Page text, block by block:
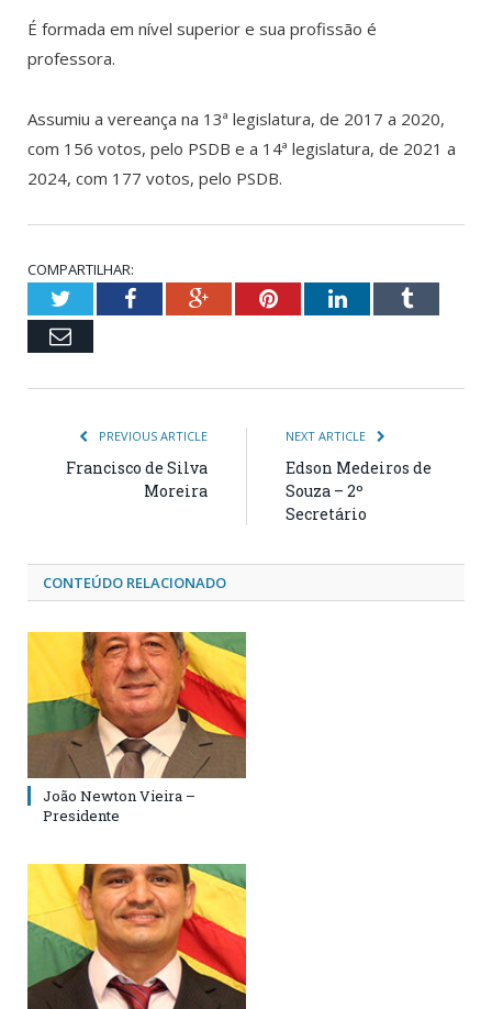
É formada em nível superior e sua profissão é
professora.
Assumiu a vereança na 13ª legislatura, de 2017 a 2020,
com 156 votos, pelo PSDB e a 14ª legislatura, de 2021 a
2024, com 177 votos, pelo PSDB.
COMPARTILHAR:
TwitterFacebookGoogle+PinterestLinkedInTumblr
Email
PREVIOUS ARTICLE
Francisco de Silva
Moreira
NEXT ARTICLE
Edson Medeiros de
Souza – 2º
Secretário
CONTEÚDO RELACIONADO
João Newton Vieira –
Presidente